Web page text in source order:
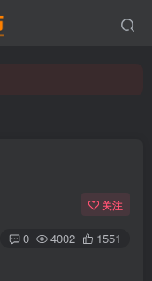
关注
0 4002 1551